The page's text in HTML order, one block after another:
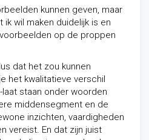
kunnen geven, maar
wil maken duidelijk is en
op de proppen
dat het zou kunnen
het kwalitatieve verschil
laat staan onder woorden
middensegment en de
inzichten, vaardigheden
vereist. En dat zijn juist